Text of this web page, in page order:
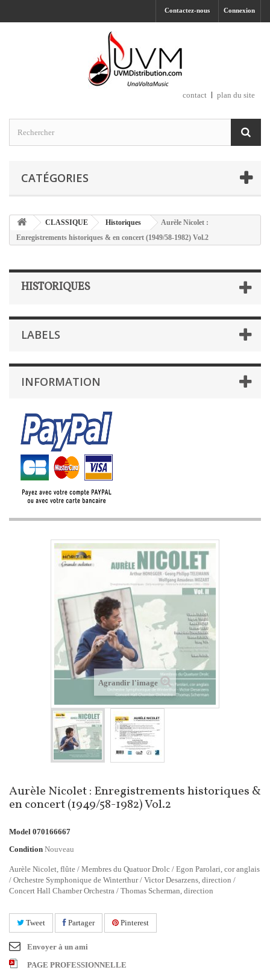
Connexion
Contactez-nous
contact plan du site
CATÉGORIES
CLASSIQUE Historiques
Aurèle Nicolet :
Enregistrements historiques & en concert (1949/58-1982) Vol.2
HISTORIQUES
LABELS
INFORMATION
Agrandir l'image
Aurèle Nicolet : Enregistrements historiques &
en concert (1949/58-1982) Vol.2
Model 070166667
Condition Nouveau
Aurèle Nicolet, flûte / Membres du Quatuor Drolc / Egon Parolari, cor anglais
/ Orchestre Symphonique de Winterthur / Victor Desarzens, direction /
Concert Hall Chamber Orchestra / Thomas Scherman, direction
Tweet Partager Pinterest
Envoyer à un ami
PAGE PROFESSIONNELLE